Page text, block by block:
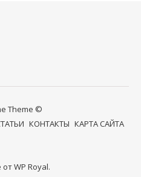
Theme ©
КОНТАКТЫ КАРТА САЙТА
отWP Royal.